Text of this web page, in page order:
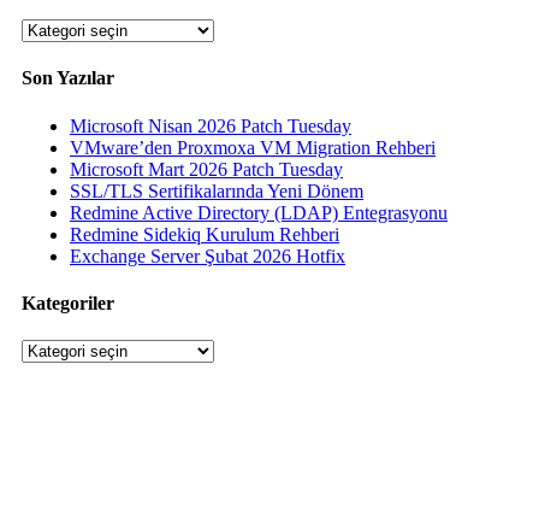
Kategoriler
Son Yazılar
Microsoft Nisan 2026 Patch Tuesday
VMware’den Proxmoxa VM Migration Rehberi
Microsoft Mart 2026 Patch Tuesday
SSL/TLS Sertifikalarında Yeni Dönem
Redmine Active Directory (LDAP) Entegrasyonu
Redmine Sidekiq Kurulum Rehberi
Exchange Server Şubat 2026 Hotfix
Kategoriler
Kategoriler